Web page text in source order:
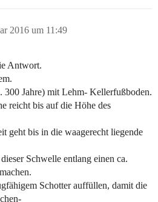
2016 um 11:49
Antwort.
300 Jahre) mit Lehm- Kellerfußboden.
reicht bis auf die Höhe des
geht bis in die waagerecht liegende
Schwelle entlang einen ca.
Schotter auffüllen, damit die